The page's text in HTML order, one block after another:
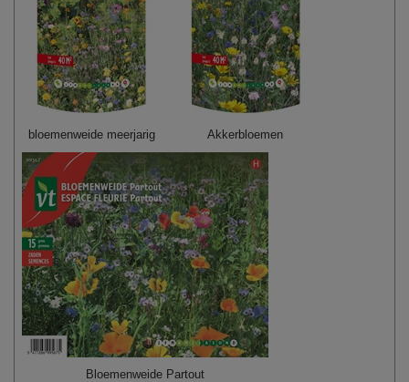
bloemenweide meerjarig Akkerbloemen
Bloemenweide Partout